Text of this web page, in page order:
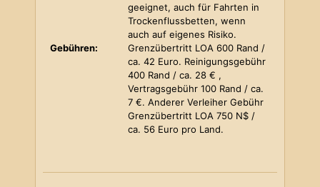
geeignet, auch für Fahrten in
Trockenflussbetten, wenn
auch auf eigenes Risiko.
Gebühren:
Grenzübertritt LOA 600 Rand /
ca. 42 Euro. Reinigungsgebühr
400 Rand / ca. 28 € ,
Vertragsgebühr 100 Rand / ca.
7 €. Anderer Verleiher Gebühr
Grenzübertritt LOA 750 N$ /
ca. 56 Euro pro Land.